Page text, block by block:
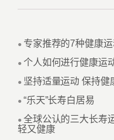
● 专家推荐的7种健康
● 个人如何进行健康运
● 坚持适量运动 保持健
● “乐天”长寿白居易
● 全球公认的三大长寿
轻又健康